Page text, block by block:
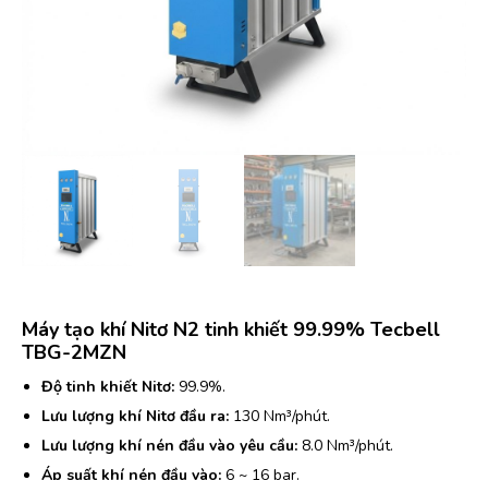
Máy tạo khí Nitơ N2 tinh khiết 99.99% Tecbell
TBG-2MZN
Độ tinh khiết Nitơ: 99.9%.
Lưu lượng khí Nitơ đầu ra: 130 Nm³/phút.
Lưu lượng khí nén đầu vào yêu cầu: 8.0 Nm³/phút.
Áp suất khí nén đầu vào: 6 ~ 16 bar.